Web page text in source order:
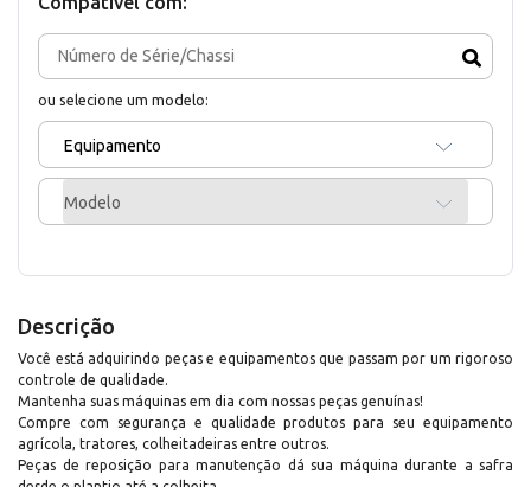
ou selecione um modelo:
Equipamento
Modelo
Descrição
Você está adquirindo peças e equipamentos que passam por um rigoroso
controle de qualidade.
Mantenha suas máquinas em dia com nossas peças genuínas!
Compre com segurança e qualidade produtos para seu equipamento
agrícola, tratores, colheitadeiras entre outros.
Peças de reposição para manutenção dá sua máquina durante a safra